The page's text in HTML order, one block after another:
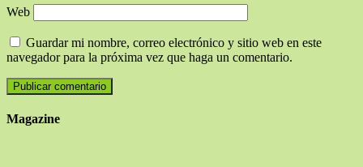
Web
Guardar mi nombre, correo electrónico y sitio web en este
navegador para la próxima vez que haga un comentario.
Magazine